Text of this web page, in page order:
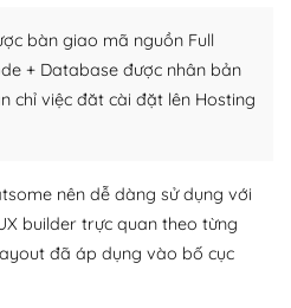
có thể lên mạng và tìm
họ sẽ giúp bạn trả
sẵn sàng hỗ trợ bạn
cài đặt thêm vào
các tính năng cần thiết. Có
phí.
bàn giao mã nguồn Full
+ Database được nhân bản
chỉ việc đăt cài đặt lên Hosting
nên dễ dàng sử dụng với
builder trực quan theo từng
đã áp dụng vào bố cục